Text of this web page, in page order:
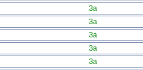
За
За
За
За
За